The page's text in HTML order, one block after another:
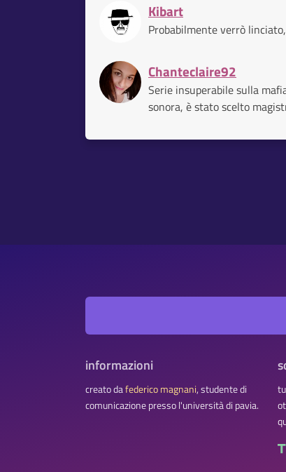
Kibart
Probabilmente verrò
Chanteclaire92
Serie insuperabile sulla
sonora, è stato scelto
informazioni
creato dafederico magnani, studente di
comunicazione presso l'università di pavia.